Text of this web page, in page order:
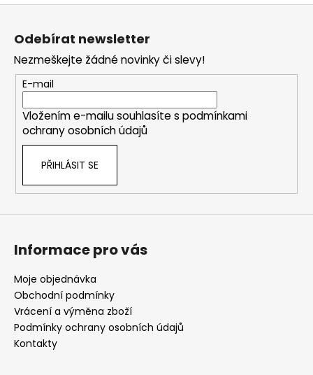
Z
Odebírat newsletter
Nezmeškejte žádné novinky či slevy!
E-mail
Vložením e-mailu souhlasíte s podmínkami
ochrany osobních údajů
PŘIHLÁSIT SE
Informace pro vás
Moje objednávka
Obchodní podmínky
Vrácení a výměna zboží
Podmínky ochrany osobních údajů
Kontakty